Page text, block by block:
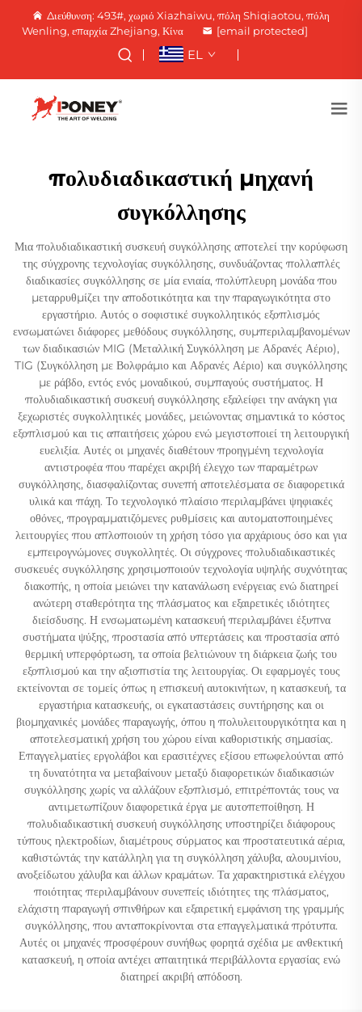
Διεύθυνση: 493#, χωριό Xiazhaiwu, πόλη Shiqiaotou, πόλη
Wenling, επαρχία Zhejiang, Κίνα
[email protected]
EL
πολυδιαδικαστική μηχανή
συγκόλλησης
Μια πολυδιαδικαστική συσκευή συγκόλλησης αποτελεί την κορύφωση
της σύγχρονης τεχνολογίας συγκόλλησης, συνδυάζοντας πολλαπλές
διαδικασίες συγκόλλησης σε μία ενιαία, πολύπλευρη μονάδα που
μεταρρυθμίζει την αποδοτικότητα και την παραγωγικότητα στο
εργαστήριο. Αυτός ο σοφιστικέ συγκολλητικός εξοπλισμός
ενσωματώνει διάφορες μεθόδους συγκόλλησης, συμπεριλαμβανομένων
των διαδικασιών MIG (Μεταλλική Συγκόλληση με Αδρανές Αέριο),
TIG (Συγκόλληση με Βολφράμιο και Αδρανές Αέριο) και συγκόλλησης
με ράβδο, εντός ενός μοναδικού, συμπαγούς συστήματος. Η
πολυδιαδικαστική συσκευή συγκόλλησης εξαλείφει την ανάγκη για
ξεχωριστές συγκολλητικές μονάδες, μειώνοντας σημαντικά το κόστος
εξοπλισμού και τις απαιτήσεις χώρου ενώ μεγιστοποιεί τη λειτουργική
ευελιξία. Αυτές οι μηχανές διαθέτουν προηγμένη τεχνολογία
αντιστροφέα που παρέχει ακριβή έλεγχο των παραμέτρων
συγκόλλησης, διασφαλίζοντας συνεπή αποτελέσματα σε διαφορετικά
υλικά και πάχη. Το τεχνολογικό πλαίσιο περιλαμβάνει ψηφιακές
οθόνες, προγραμματιζόμενες ρυθμίσεις και αυτοματοποιημένες
λειτουργίες που απλοποιούν τη χρήση τόσο για αρχάριους όσο και για
εμπειρογνώμονες συγκολλητές. Οι σύγχρονες πολυδιαδικαστικές
συσκευές συγκόλλησης χρησιμοποιούν τεχνολογία υψηλής συχνότητας
διακοπής, η οποία μειώνει την κατανάλωση ενέργειας ενώ διατηρεί
ανώτερη σταθερότητα της πλάσματος και εξαιρετικές ιδιότητες
διείσδυσης. Η ενσωματωμένη κατασκευή περιλαμβάνει έξυπνα
συστήματα ψύξης, προστασία από υπερτάσεις και προστασία από
θερμική υπερφόρτωση, τα οποία βελτιώνουν τη διάρκεια ζωής του
εξοπλισμού και την αξιοπιστία της λειτουργίας. Οι εφαρμογές τους
εκτείνονται σε τομείς όπως η επισκευή αυτοκινήτων, η κατασκευή, τα
εργαστήρια κατασκευής, οι εγκαταστάσεις συντήρησης και οι
βιομηχανικές μονάδες παραγωγής, όπου η πολυλειτουργικότητα και η
αποτελεσματική χρήση του χώρου είναι καθοριστικής σημασίας.
Επαγγελματίες εργολάβοι και ερασιτέχνες εξίσου επωφελούνται από
τη δυνατότητα να μεταβαίνουν μεταξύ διαφορετικών διαδικασιών
συγκόλλησης χωρίς να αλλάζουν εξοπλισμό, επιτρέποντάς τους να
αντιμετωπίζουν διαφορετικά έργα με αυτοπεποίθηση. Η
πολυδιαδικαστική συσκευή συγκόλλησης υποστηρίζει διάφορους
τύπους ηλεκτροδίων, διαμέτρους σύρματος και προστατευτικά αέρια,
καθιστώντάς την κατάλληλη για τη συγκόλληση χάλυβα, αλουμινίου,
ανοξείδωτου χάλυβα και άλλων κραμάτων. Τα χαρακτηριστικά ελέγχου
ποιότητας περιλαμβάνουν συνεπείς ιδιότητες της πλάσματος,
ελάχιστη παραγωγή σπινθήρων και εξαιρετική εμφάνιση της γραμμής
συγκόλλησης, που ανταποκρίνονται στα επαγγελματικά πρότυπα.
Αυτές οι μηχανές προσφέρουν συνήθως φορητά σχέδια με ανθεκτική
κατασκευή, η οποία αντέχει απαιτητικά περιβάλλοντα εργασίας ενώ
διατηρεί ακριβή απόδοση.